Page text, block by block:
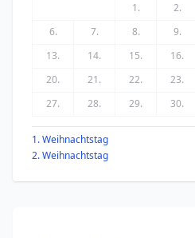
1.
2.
6.
7. 8. 9.
13.
14. 15. 16.
20.
21. 22. 23.
27.
28. 29. 30.
1. Weihnachtstag
2. Weihnachtstag